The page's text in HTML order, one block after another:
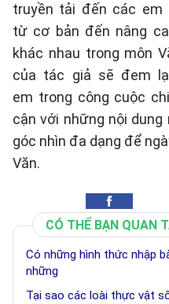
truyền tải đến các em
từ cơ bản đến nâng
khác nhau trong môn
của tác giả sẽ đem
em trong công cuộc
cận với những nội dung
góc nhìn đa dạng để
Văn.
CÓ THỂ BẠN QUAN
Có những hình thức nhập
những
Tại sao các loài thực vật